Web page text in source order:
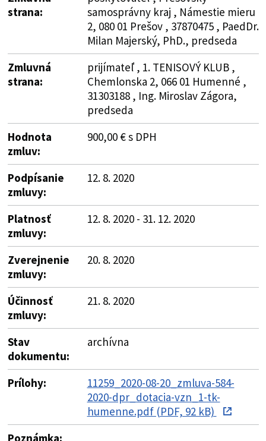
strana:
samosprávny kraj , Námestie mieru
2, 080 01 Prešov , 37870475 , PaedDr.
Milan Majerský, PhD., predseda
Zmluvná
strana:
prijímateľ , 1. TENISOVÝ KLUB ,
Chemlonska 2, 066 01 Humenné ,
31303188 , Ing. Miroslav Zágora,
predseda
Hodnota
zmluv:
900,00 € s DPH
Podpísanie
zmluvy:
12. 8. 2020
Platnosť
zmluvy:
12. 8. 2020 - 31. 12. 2020
Zverejnenie
zmluvy:
20. 8. 2020
Účinnosť
zmluvy:
21. 8. 2020
Stav
dokumentu:
archívna
Prílohy:
11259_2020-08-20_zmluva-584-
2020-dpr_dotacia-vzn_1-tk-
humenne.pdf (PDF, 92 kB)
Poznámka: